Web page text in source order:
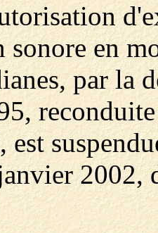
en
par la
est
2002,